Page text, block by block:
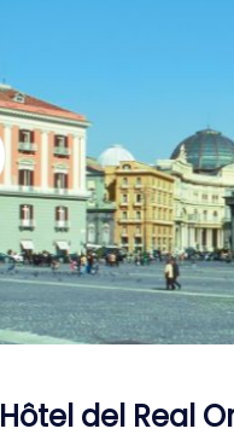
Hôtel del Real